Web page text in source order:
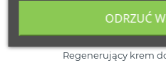
Regenerujący krem
ODRZUĆ